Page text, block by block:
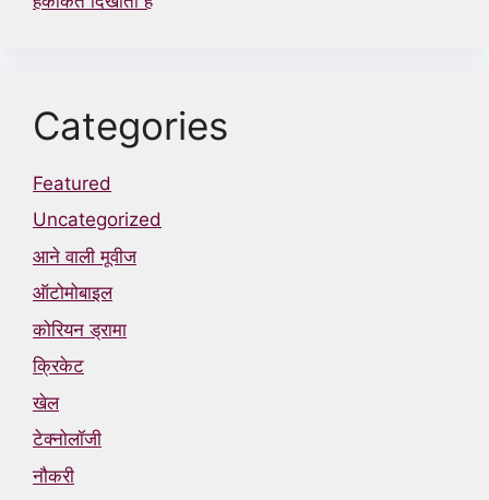
Categories
Featured
Uncategorized
आने वाली मूवीज
ऑटोमोबाइल
कोरियन ड्रामा
क्रिकेट
खेल
टेक्नोलॉजी
नौकरी